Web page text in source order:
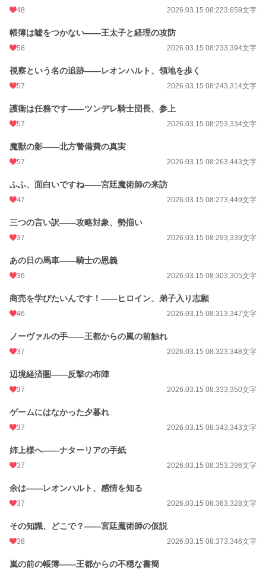
48 2026.03.15 08:223,659文字
帳簿は嘘をつかない——王太子と経理の攻防
58 2026.03.15 08:233,394文字
視察という名の追跡——レオンハルト、領地を歩く
57 2026.03.15 08:243,314文字
護衛は任務です——ツンデレ騎士団長、参上
57 2026.03.15 08:253,334文字
魔獣の影——北方警備費の真実
57 2026.03.15 08:263,443文字
ふふ、面白いですね——宮廷魔術師の来訪
47 2026.03.15 08:273,449文字
三つの言い訳——攻略対象、勢揃い
37 2026.03.15 08:293,339文字
あの日の馬車——騎士の恩義
36 2026.03.15 08:303,305文字
商売を学びたいんです！——ヒロイン、弟子入り志願
46 2026.03.15 08:313,347文字
ノーヴァルの手——王都からの嵐の前触れ
37 2026.03.15 08:323,348文字
辺境経済圏——反撃の布陣
37 2026.03.15 08:333,350文字
ゲームにはなかった夕暮れ
37 2026.03.15 08:343,343文字
姉上様へ——ナターリアの手紙
37 2026.03.15 08:353,396文字
余は——レオンハルト、感情を知る
37 2026.03.15 08:363,328文字
その知識、どこで？——宮廷魔術師の仮説
38 2026.03.15 08:373,346文字
嵐の前の帳簿——王都からの不穏な書簡